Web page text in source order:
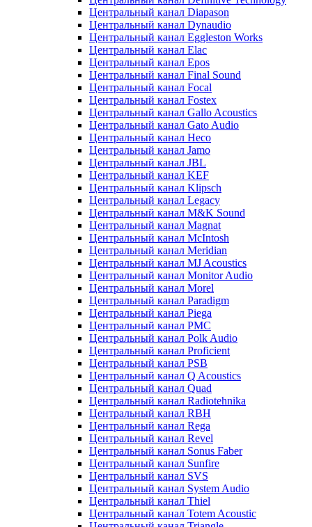
Центральный канал Diapason
Центральный канал Dynaudio
Центральный канал Eggleston Works
Центральный канал Elac
Центральный канал Epos
Центральный канал Final Sound
Центральный канал Focal
Центральный канал Fostex
Центральный канал Gallo Acoustics
Центральный канал Gato Audio
Центральный канал Heco
Центральный канал Jamo
Центральный канал JBL
Центральный канал KEF
Центральный канал Klipsch
Центральный канал Legacy
Центральный канал M&K Sound
Центральный канал Magnat
Центральный канал McIntosh
Центральный канал Meridian
Центральный канал MJ Acoustics
Центральный канал Monitor Audio
Центральный канал Morel
Центральный канал Paradigm
Центральный канал Piega
Центральный канал PMC
Центральный канал Polk Audio
Центральный канал Proficient
Центральный канал PSB
Центральный канал Q Acoustics
Центральный канал Quad
Центральный канал Radiotehnika
Центральный канал RBH
Центральный канал Rega
Центральный канал Revel
Центральный канал Sonus Faber
Центральный канал Sunfire
Центральный канал SVS
Центральный канал System Audio
Центральный канал Thiel
Центральный канал Totem Acoustic